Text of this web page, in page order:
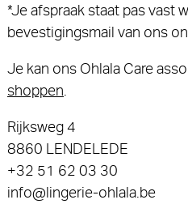
*Je afspraak staat pas vast
bevestigingsmail van ons
Je kan ons Ohlala Care
shoppen
Rijksweg 4
8860 LENDELEDE
+32 51 62 03 30
info@lingerie-ohlala.be